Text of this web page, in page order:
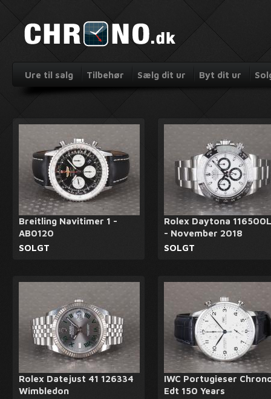
Ure til salg Tilbehør Sælg dit ur Byt dit ur
Breitling Navitimer 1 -
AB0120
SOLGT
Rolex Daytona
- November 2018
SOLGT
Rolex Datejust 41 126334
Wimbledon
IWC Portugieser
Edt 150 Years